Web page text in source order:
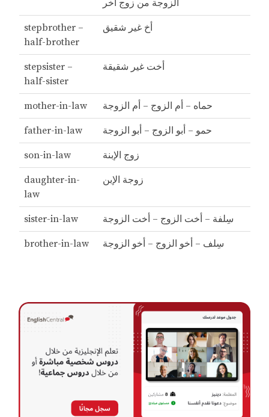
الزوجة من زوج آخر
أخ غير شقيق
stepbrother –
half-brother
أخت غير شقيقة
stepsister –
half-sister
حماه – أم الزوج – أم الزوجة mother-in-law
حمو – أبو الزوج – أبو الزوجة father-in-law
زوج الإبنة son-in-law
زوجة الإبن
daughter-in-
law
سِلفة – أخت الزوج – أخت الزوجة sister-in-law
سِلف – أخو الزوج – أخو الزوجة brother-in-law